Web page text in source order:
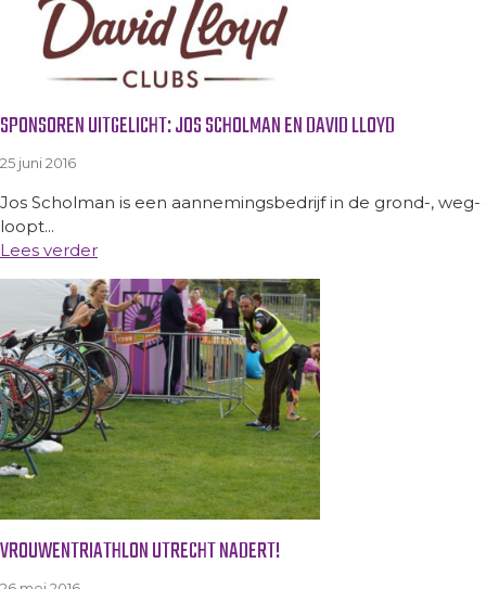
SPONSOREN UITGELICHT: JOS SCHOLMAN EN DAVID LLOYD
25 juni 2016
Jos Scholman is een aannemingsbedrijf in de grond-,
loopt...
Lees verder
VROUWENTRIATHLON UTRECHT NADERT!